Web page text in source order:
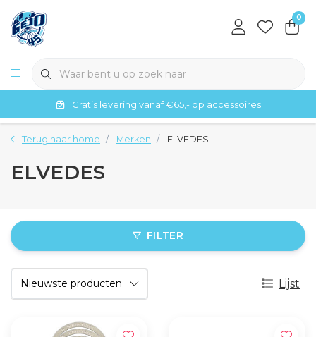
0
Gratis levering vanaf €65,- op accessoires
Terug naar home Merken ELVEDES
ELVEDES
FILTER
Lijst